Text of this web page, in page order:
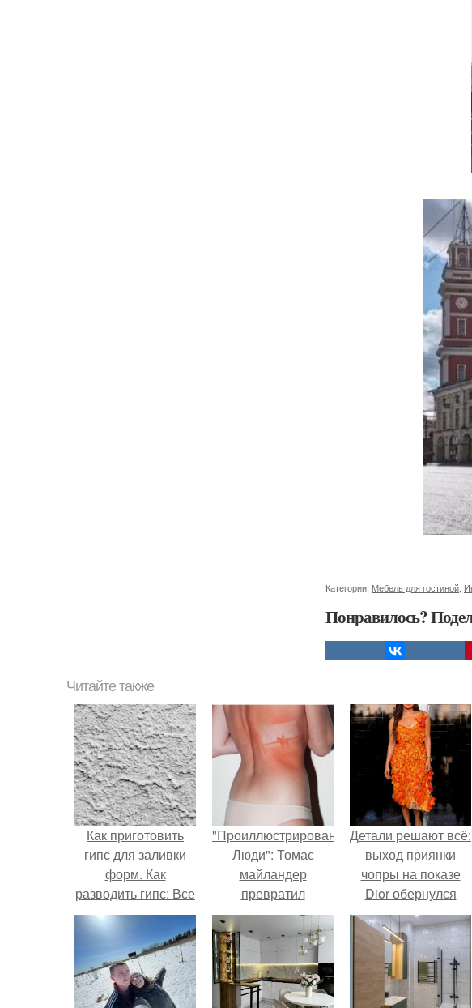
Категории: Мебель для гостиной,
Понравилось?
Читайте также
Как приготовить
гипс для заливки
форм. Как
разводить гипс: Все
о приготовлении
идеального
раствора
"Проиллюстрированные
Люди": Томас
майландер
превратил
солнечные ожоги в
арт - объект.
Детали решают всё:
выход приянки
чопры на показе
Dior обернулся
шквалом критики
из-за небрежного
пошива.